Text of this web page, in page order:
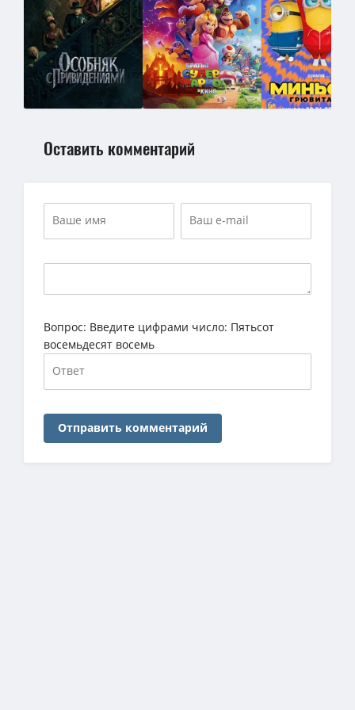
Оставить комментарий
Вопрос: Введите цифрами число: Пятьсот
восемьдесят восемь
Отправить комментарий